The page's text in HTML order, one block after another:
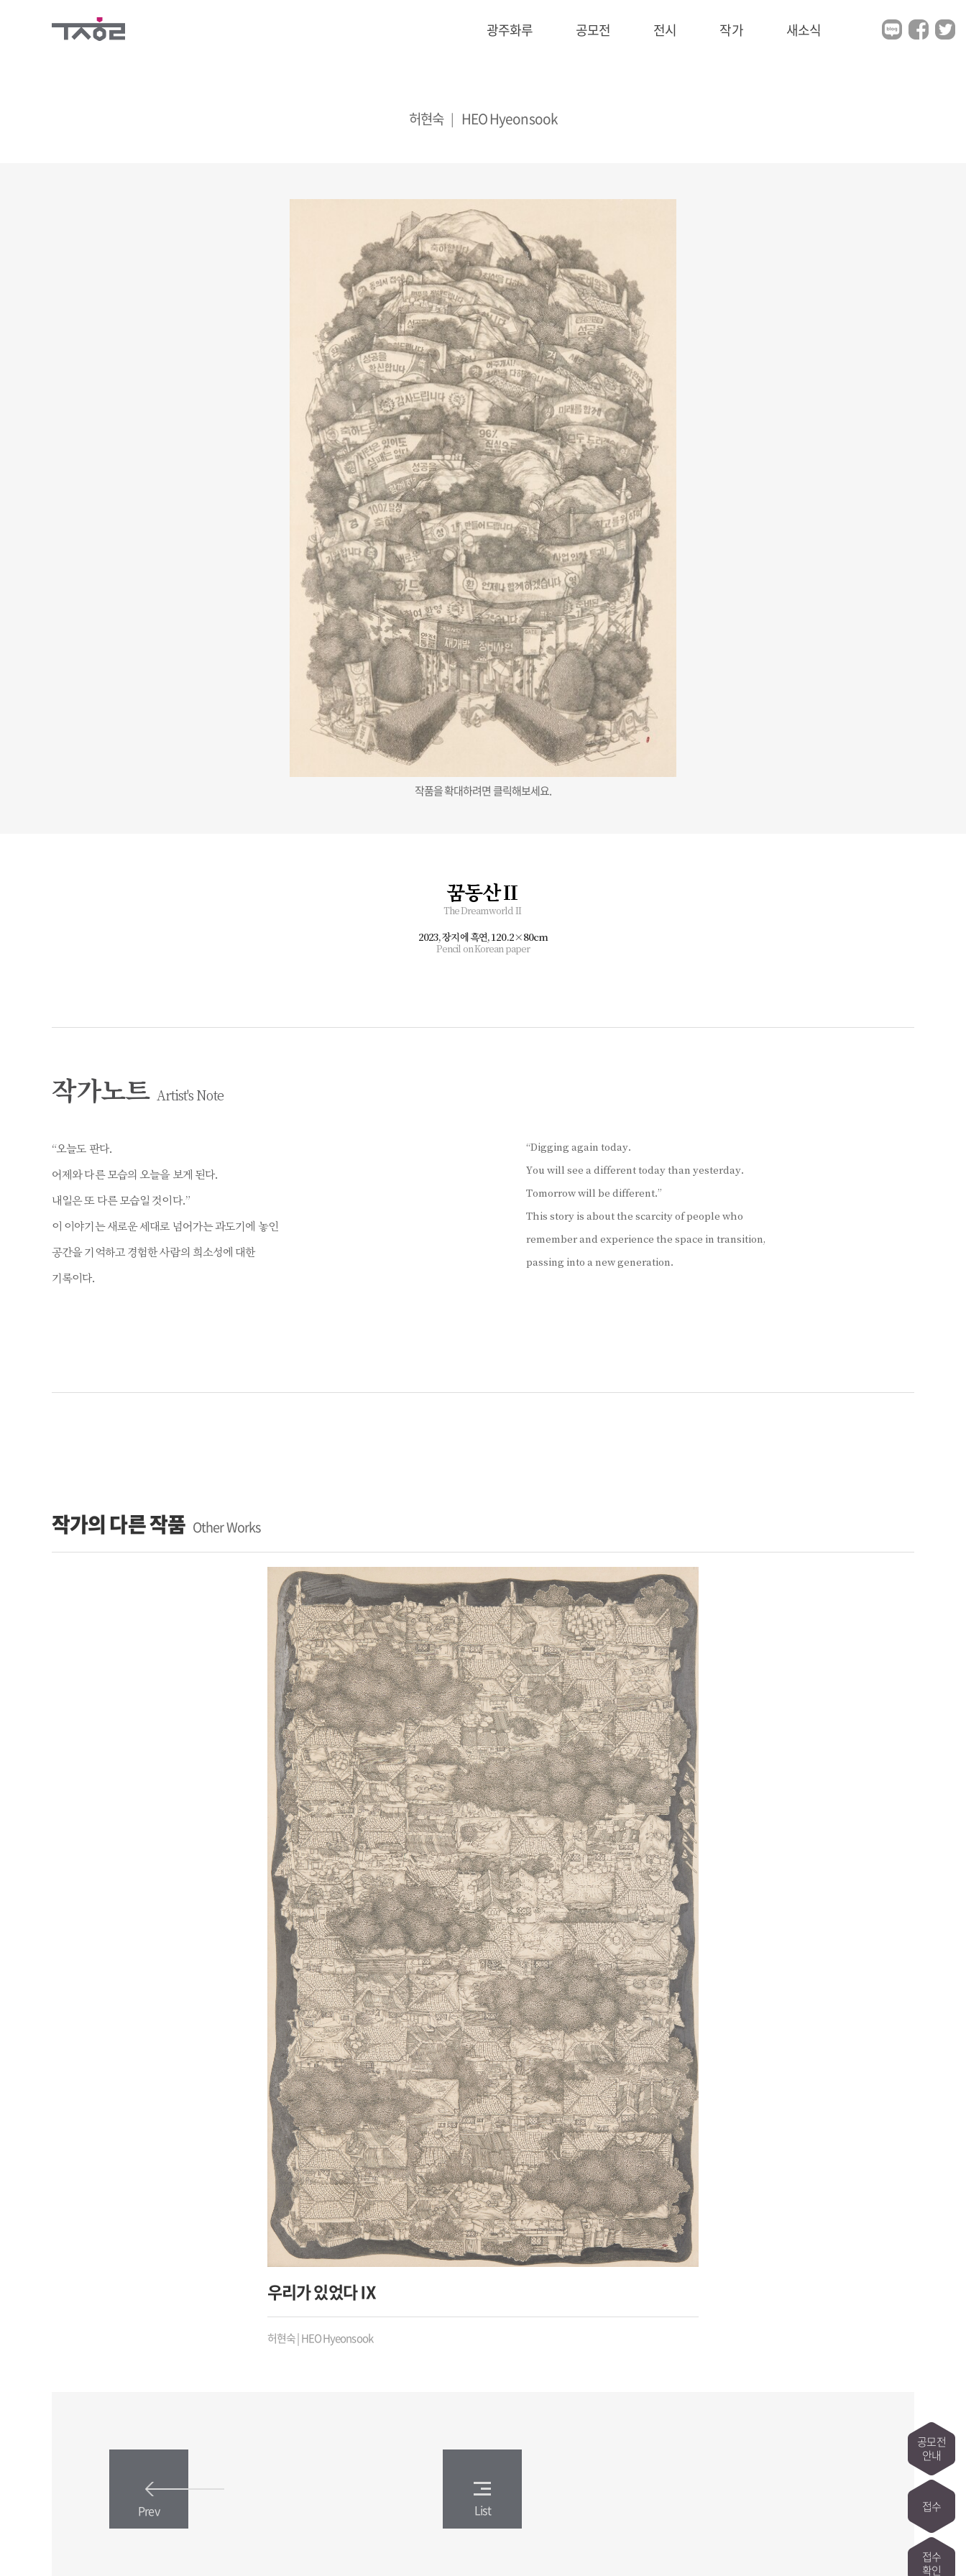
접수
확인
접수
공모전
안내
광주화루 공모전 전시 작가 새소식
허현숙 | HEO Hyeonsook
작품을 확대하려면 클릭해보세요.
꿈동산Ⅱ
The Dreamworld Ⅱ
2023, 장지에 흑연,120.2×80cm
Pencil on Korean paper
작가노트 Artist's Note
“오늘도 판다.
어제와 다른 모습의 오늘을 보게 된다.
내일은 또 다른 모습일 것이다.”
이 이야기는 새로운 세대로 넘어가는 과도기에 놓인
공간을 기억하고 경험한 사람의 희소성에 대한
기록이다.
“Digging again today.
You will see a different today than yesterday.
Tomorrow will be different.”
This story is about the scarcity of people who
remember and experience the space in transition,
passing into a new generation.
작가의 다른 작품 Other Works
우리가 있었다 Ⅸ
허현숙 | HEO Hyeonsook
Prev List